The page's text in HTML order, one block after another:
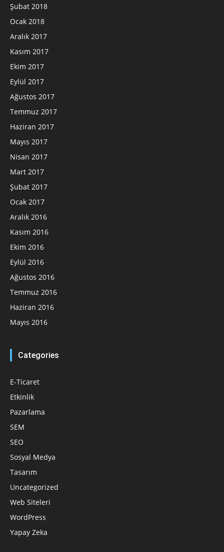
Şubat 2018
Ocak 2018
Aralık 2017
Kasım 2017
Ekim 2017
Eylül 2017
Ağustos 2017
Temmuz 2017
Haziran 2017
Mayıs 2017
Nisan 2017
Mart 2017
Şubat 2017
Ocak 2017
Aralık 2016
Kasım 2016
Ekim 2016
Eylül 2016
Ağustos 2016
Temmuz 2016
Haziran 2016
Mayıs 2016
Categories
E-Ticaret
Etkinlik
Pazarlama
SEM
SEO
Sosyal Medya
Tasarım
Uncategorized
Web Siteleri
WordPress
Yapay Zeka